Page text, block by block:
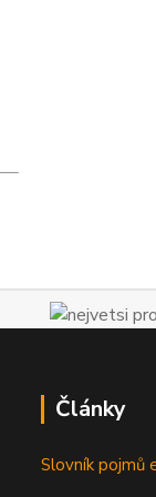
Články
Slovník pojmů